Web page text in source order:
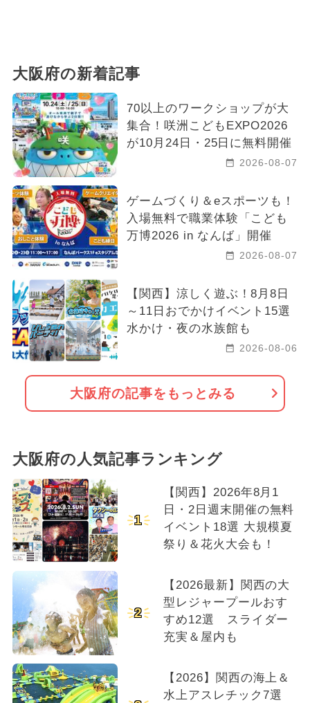
大阪府の新着記事
70以上のワークショップが大
集合！咲洲こどもEXPO2026
が10月24日・25日に無料開催
2026-08-07
ゲームづくり＆eスポーツも！
入場無料で職業体験「こども
万博2026 in なんば」開催
2026-08-07
【関西】涼しく遊ぶ！8月8日
～11日おでかけイベント15選
水かけ・夜の水族館も
2026-08-06
大阪府の記事をもっとみる
大阪府の人気記事ランキング
1
【関西】2026年8月1
日・2日週末開催の無料
イベント18選 大規模夏
祭り＆花火大会も！
2
【2026最新】関西の大
型レジャープールおす
すめ12選 スライダー
充実＆屋内も
【2026】関西の海上＆
水上アスレチック7選